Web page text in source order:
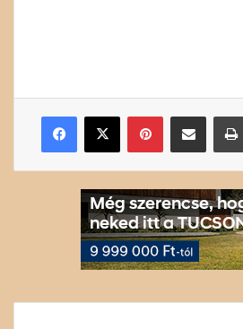
Facebook
X PinterestMegosztás email-ben